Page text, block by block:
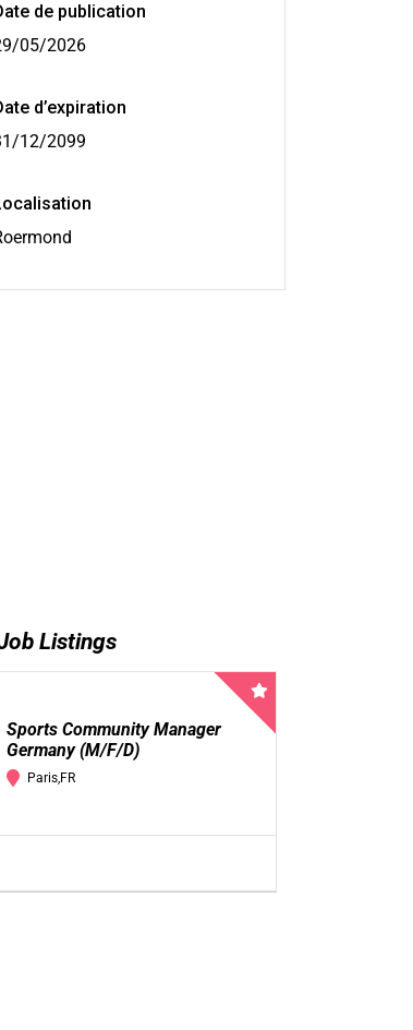
de publication
05/2026
d’expiration
12/2099
Listings
Sports Community Manager
Germany (M/F/D)
Paris,FR